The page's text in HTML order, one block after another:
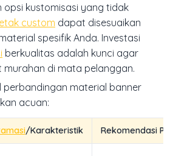
opsi kustomisasi yang tidak
custom dapat disesuaikan
spesifik Anda. Investasi
berkualitas adalah kunci agar
di mata pelanggan.
perbandingan material banner
acuan:
/Karakteristik Rekomendasi